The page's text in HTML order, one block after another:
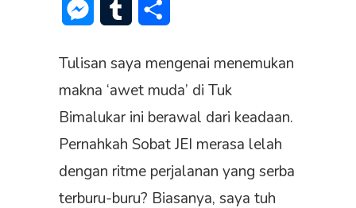
Messenger
Tumblr
Tulisan saya mengenai menemukan
makna ‘awet muda’ di Tuk
Bimalukar ini berawal dari keadaan.
Pernahkah Sobat JEI merasa lelah
dengan ritme perjalanan yang serba
terburu-buru? Biasanya, saya tuh